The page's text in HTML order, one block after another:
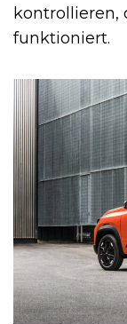
kontrollieren,
funktioniert.